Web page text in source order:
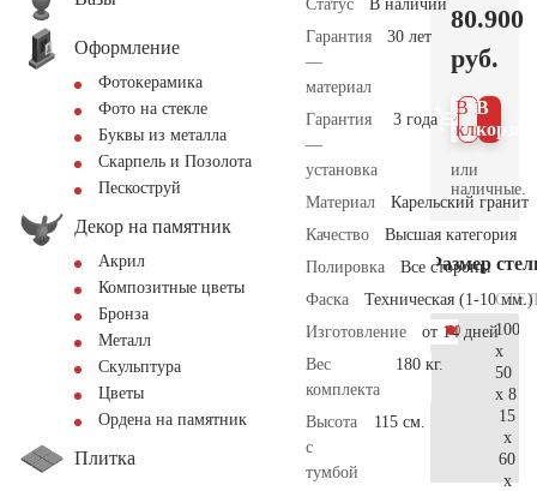
Оформление
Фотокерамика
Фото на стекле
Буквы из металла
Скарпель и Позолота
Пескоструй
Декор на памятник
Акрил
Композитные цветы
Бронза
Металл
Скульптура
Цветы
Ордена на памятник
Плитка
Статус
В наличии
Гарантия
—
материал
30 лет
Гарантия
—
установка
3 года
Материал
Карельский гранит
Качество
Высшая категория
Полировка
Все стороны
Фаска
Техническая (1-10 мм.)
Изготовление
от 14 дней
Вес
комплекта
180 кг.
Высота
с
тумбой
115 см.
80.900
руб.
В
В 1
клик
или
наличные.
Размер
100
x
50
x 8
15
x
60
x